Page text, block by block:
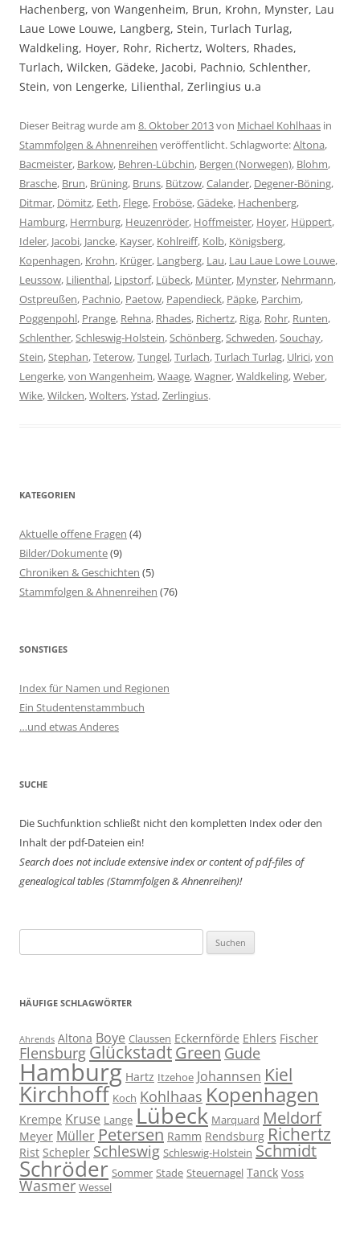
Hachenberg, von Wangenheim, Brun, Krohn, Mynster, Lau
Laue Lowe Louwe, Langberg, Stein, Turlach Turlag,
Waldkeling, Hoyer, Rohr, Richertz, Wolters, Rhades,
Turlach, Wilcken, Gädeke, Jacobi, Pachnio, Schlenther,
Stein, von Lengerke, Lilienthal, Zerlingius u.a
Dieser Beitrag wurde am 8. Oktober 2013von Michael Kohlhaas in
Stammfolgen & Ahnenreihen veröffentlicht. Schlagworte:Altona,
Bacmeister, Barkow, Behren-Lübchin, Bergen (Norwegen), Blohm,
Brasche, Brun, Brüning, Bruns, Bützow,Calander, Degener-Böning,
Ditmar, Dömitz, Eeth, Flege, Froböse,Gädeke, Hachenberg,
Hamburg, Herrnburg, Heuzenröder, Hoffmeister, Hoyer, Hüppert,
Ideler, Jacobi, Jancke, Kayser, Kohlreiff, Kolb, Königsberg,
Kopenhagen, Krohn, Krüger, Langberg, Lau, Lau Laue Lowe Louwe,
Leussow, Lilienthal, Lipstorf, Lübeck, Münter, Mynster, Nehrmann,
Ostpreußen, Pachnio, Paetow, Papendieck, Päpke, Parchim,
Poggenpohl, Prange, Rehna, Rhades, Richertz, Riga, Rohr, Runten,
Schlenther,Schleswig-Holstein,Schönberg,Schweden,Souchay,
Stein,Stephan,Teterow,Tungel,Turlach,Turlach Turlag, Ulrici,von
Lengerke,von Wangenheim,Waage,Wagner,Waldkeling,Weber,
Wike,Wilcken,Wolters,Ystad,Zerlingius.
KATEGORIEN
Aktuelle offene Fragen (4)
Bilder/Dokumente(9)
Chroniken & Geschichten (5)
Stammfolgen & Ahnenreihen (76)
SONSTIGES
Index für Namen und Regionen
Ein Studentenstammbuch
…und etwas Anderes
SUCHE
Die Suchfunktion schließt nicht den kompletten Index oder den
Inhalt der pdf-Dateien ein!
Search does not include extensive index or content ofpdf-files of
genealogical tables (Stammfolgen & Ahnenreihen)!
nach:
HÄUFIGE SCHLAGWÖRTER
Ahrends Altona Boye Claussen Eckernförde Ehlers Fischer
Flensburg GlückstadtGreen Gude
Hamburg Hartz Itzehoe Johannsen Kiel
Kirchhoff Koch Kohlhaas Kopenhagen
Krempe Kruse Lange Lübeck Marquard Meldorf
Meyer Müller Petersen Ramm Rendsburg Richertz
Rist Schepler Schleswig Schleswig-Holstein Schmidt
Schröder Sommer Stade Steuernagel Tanck Voss
Wasmer Wessel